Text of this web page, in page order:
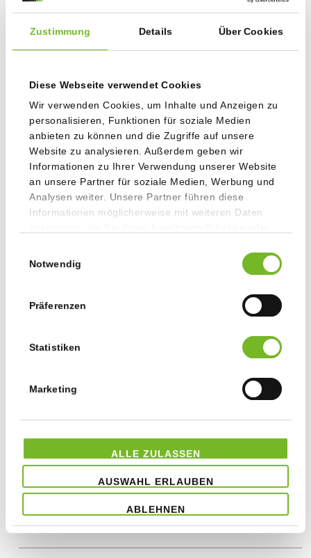
Zustimmung Details Über Cookies
Diese Webseite verwendet Cookies
Wir verwenden Cookies, um Inhalte und Anzeigen zu
personalisieren, Funktionen für soziale Medien
anbieten zu können und die Zugriffe auf unsere
Website zu analysieren. Außerdem geben wir
Informationen zu Ihrer Verwendung unserer Website
an unsere Partner für soziale Medien, Werbung und
Analysen weiter. Unsere Partner führen diese
Informationen möglicherweise mit weiteren Daten
gesammelt haben.
Notwendig
Präferenzen
Statistiken
Marketing
ALLE ZULASSEN
AUSWAHL ERLAUBEN
ABLEHNEN
München
Archiv
2026
2025
2024
2023
2022
2021
2020
2018
2017
2016
2015